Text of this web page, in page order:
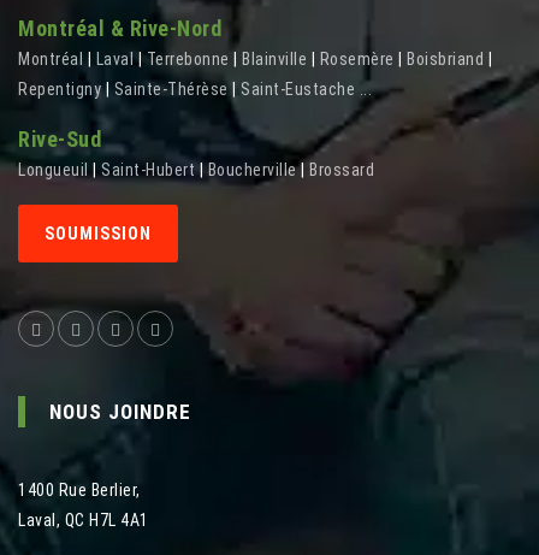
Montréal & Rive-Nord
Montréal Laval|Terrebonne Blainville Rosemère Boisbriand
Repentigny| Sainte-Thérèse Saint-Eustache ...
Rive-Sud
Longueuil Saint-Hubert Boucherville| Brossard
SOUMISSION
NOUS JOINDRE
1400 Rue Berlier,
Laval , QC H7L 4A1